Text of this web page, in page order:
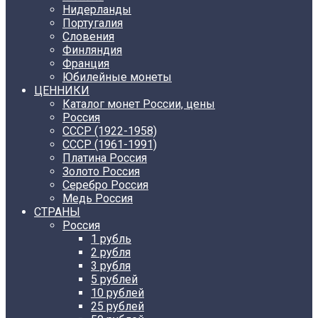
Нидерланды
Португалия
Словения
Финляндия
Франция
Юбилейные монеты
ЦЕННИКИ
Каталог монет России, цены
Россия
СССР (1922-1958)
CCCР (1961-1991)
Платина Россия
Золото Россия
Серебро Россия
Медь Россия
СТРАНЫ
Россия
1 рубль
2 рубля
3 рубля
5 рублей
10 рублей
25 рублей